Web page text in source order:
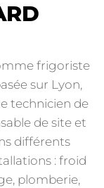
frigoriste
sur Lyon,
technicien de
de site et
différents
: froid
plomberie,